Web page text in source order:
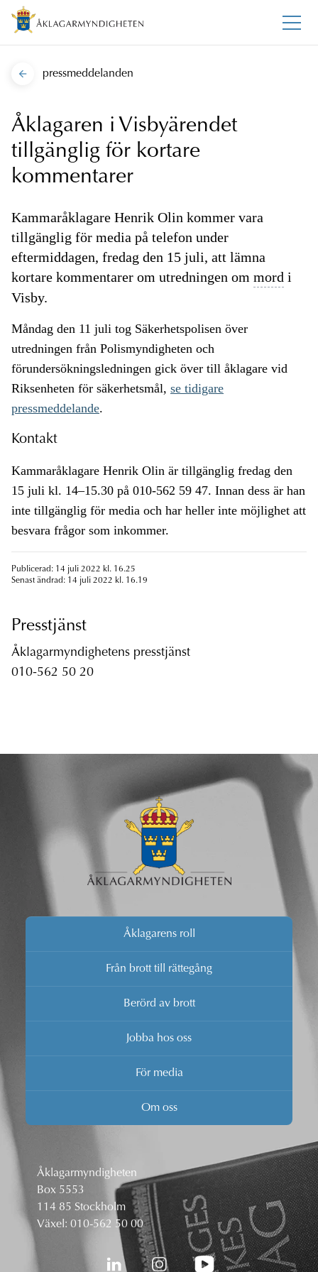
pressmeddelanden
Åklagaren i Visbyärendet
tillgänglig för kortare
kommentarer
Kammaråklagare Henrik Olin kommer vara
tillgänglig för media på telefon under
eftermiddagen, fredag den 15 juli, att lämna
kortare kommentarer om utredningen om mord i
Visby.
Måndag den 11 juli tog Säkerhetspolisen över
utredningen från Polismyndigheten och
förundersökningsledningen gick över till åklagare vid
Riksenheten för säkerhetsmål, se tidigare
pressmeddelande.
Kontakt
Kammaråklagare Henrik Olin är tillgänglig fredag den
15 juli kl. 14–15.30 på 010-562 59 47. Innan dess är han
inte tillgänglig för media och har heller inte möjlighet att
besvara frågor som inkommer.
Publicerad: 14 juli 2022 kl. 16.25
Senast ändrad: 14 juli 2022 kl. 16.19
Presstjänst
Åklagarmyndighetens presstjänst
010-562 50 20
Åklagarens roll
Från brott till rättegång
Berörd av brott
Jobba hos oss
För media
Om oss
Åklagarmyndigheten
Box 5553
114 85 Stockholm
Växel: 010-562 50 00